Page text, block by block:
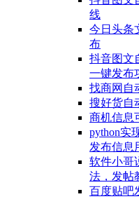
线
今日头条
布
抖音图文
一键发布
找商网自
搜好货自
商机信息
python实
发布信息
软件小哥
法，发帖
百度贴吧